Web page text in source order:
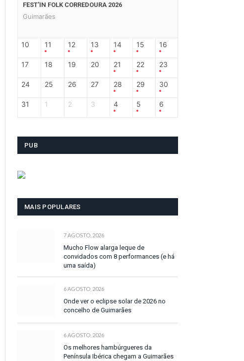
FEST’IN FOLK CORREDOURA 2026
Guimarães
10 11 12 13 14 15 16
17 18 19 20 21 22 23
24 25 26 27 28 29 30
31 1 2 3 4 5 6
PUB
MAIS POPULARES
7 AGOSTO, 2026
Mucho Flow alarga leque de
convidados com 8 performances (e há
uma saída)
6 AGOSTO, 2026
Onde ver o eclipse solar de 2026 no
concelho de Guimarães
6 AGOSTO, 2026
Os melhores hambúrgueres da
Península Ibérica chegam a Guimarães